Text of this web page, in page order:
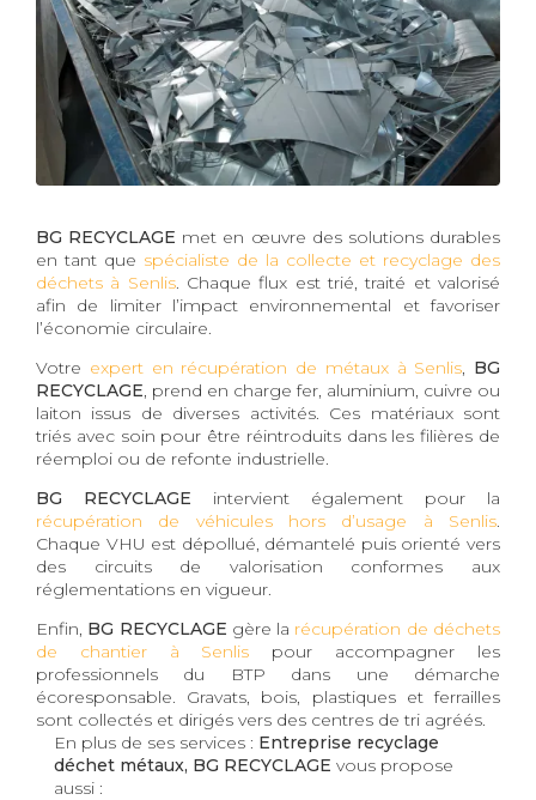
BG RECYCLAGE met en œuvre des solutions durables
en tant que spécialiste de la collecte et recyclage des
déchets à Senlis. Chaque flux est trié, traité et valorisé
afin de limiter l’impact environnemental et favoriser
l’économie circulaire.
Votre expert en récupération de métaux à Senlis, BG
RECYCLAGE, prend en charge fer, aluminium, cuivre ou
laiton issus de diverses activités. Ces matériaux sont
triés avec soin pour être réintroduits dans les filières de
réemploi ou de refonte industrielle.
BG RECYCLAGE intervient également pour la
récupération de véhicules hors d’usage à Senlis.
Chaque VHU est dépollué, démantelé puis orienté vers
des circuits de valorisation conformes aux
réglementations en vigueur.
Enfin, BG RECYCLAGE gère la récupération de déchets
de chantier à Senlis pour accompagner les
professionnels du BTP dans une démarche
écoresponsable. Gravats, bois, plastiques et ferrailles
sont collectés et dirigés vers des centres de tri agréés.
En plus de ses services : Entreprise recyclage
déchet métaux, BG RECYCLAGE vous propose
aussi :